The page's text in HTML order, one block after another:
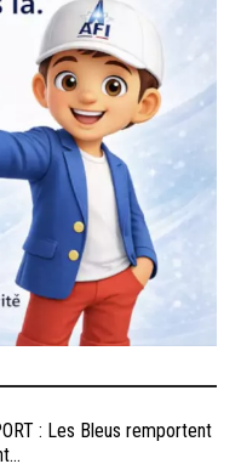
: Les Bleus remportent